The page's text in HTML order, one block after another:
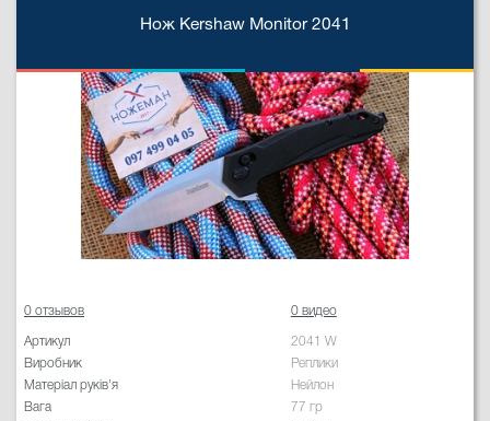
Нож Kershaw Monitor 2041
0 отзывов 0 видео
Артикул
2041 W
Виробник
Реплики
Матеріал руків'я
Нейлон
Вага
77 гр